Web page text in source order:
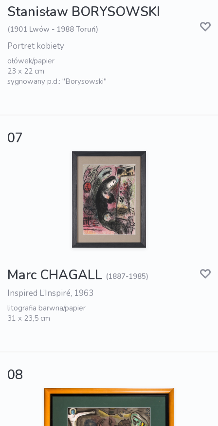
Stanisław BORYSOWSKI
(1901 Lwów - 1988 Toruń)
Portret kobiety
ołówek/papier
23 x 22 cm
sygnowany p.d.: "Borysowski"
07
Marc CHAGALL (1887-1985)
Inspired L’Inspiré, 1963
litografia barwna/papier
31 x 23,5 cm
08